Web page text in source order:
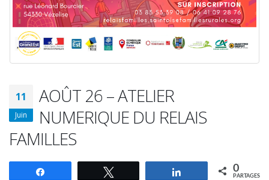
11
Juin
AOÛT 26 – ATELIER
NUMERIQUE DU RELAIS
FAMILLES
Partagez 0
PARTAGES